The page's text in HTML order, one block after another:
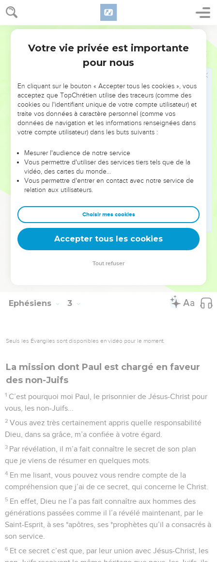
Ephésiens 2
qu’il a unis à lui-même, en établissant la paix.
Il voulait aussi les réconcilier les uns et les autres avec
Dieu et les unir en un seul corps, en supprimant, par sa mort
sur la croix, ce qui faisait d’eux des ennemis.
Ainsi il est venu annoncer la paix à vous qui étiez loin et la
Car, grâce à lui, nous avons accès, les uns comme les
autres, auprès du Père, par le même Esprit.
Voilà pourquoi vous n’êtes plus des étrangers ou des
résidents temporaires, vous êtes concitoyens des membres
du peuple de Dieu, vous faites partie de la famille de Dieu.
Dieu vous a intégrés à l’édifice qu’il construit sur le
fondement que sont les *apôtres, ses *prophètes, et dont
Jésus-Christ lui-même est la pierre principale.
En lui toute la construction s’élève, bien coordonnée, afin
et, unis au Christ, vous avez été intégrés ensemble à cette
construction pour former une demeure où Dieu habite par
l’Esprit.
La Bible Du Semeur Copyright © 1992, 1999 by Biblica, Inc.® Used by permission.
Ephésiens 3
Seuls les Évangiles sont disponibles en vidéo pour le moment.
La mission dont Paul est chargé en faveur
des non-Juifs
1 C’est pourquoi moi Paul, le prisonnier de Jésus-Christ pour
vous, les non-Juifs...
2 Vous avez très certainement appris quelle responsabilité
Dieu, dans sa grâce, m’a confiée à votre égard.
3 Par révélation, il m’a fait connaître le secret de son plan
que je viens de résumer en quelques mots.
4 En me lisant, vous pouvez vous rendre compte de la
compréhension que j’ai de ce secret, qui concerne le Christ.
5 En effet, Dieu ne l’a pas fait connaître aux hommes des
générations passées comme il l’a révélé maintenant, par le
Saint-Esprit, à ses *apôtres, ses *prophètes qu’il a consacrés à
son service.
6 Et ce secret c’est que, par leur union avec Jésus-Christ, les
Votre vie privée est importante
pour nous
En cliquant sur le bouton « Accepter tous les cookies », vous
acceptez que TopChrétien utilise des traceurs (comme des
cookies ou l'identifiant unique de votre compte utilisateur) et
traite vos données à caractère personnel (comme vos
données de navigation et les informations renseignées dans
votre compte utilisateur) dans les buts suivants :
Mesurer l'audience de notre service
Vous permettre d'utiliser des services tiers tels que de la
vidéo, des cartes du monde…
Vous permettre d'entrer en contact avec notre service de
relation aux utilisateurs.
Choisir mes cookies
Accepter tous les cookies
Tout refuser